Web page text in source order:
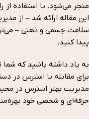
منجر می‌شود. با استفاده
این مقاله ارائه شد – از
سلامت جسمی و ذهنی –
پیدا کنید.
به یاد داشته باشید که شما
برای مقابله با استرس در
مدیریت بهتر استرس در محیط
حرفه‌ای و شخصی خود